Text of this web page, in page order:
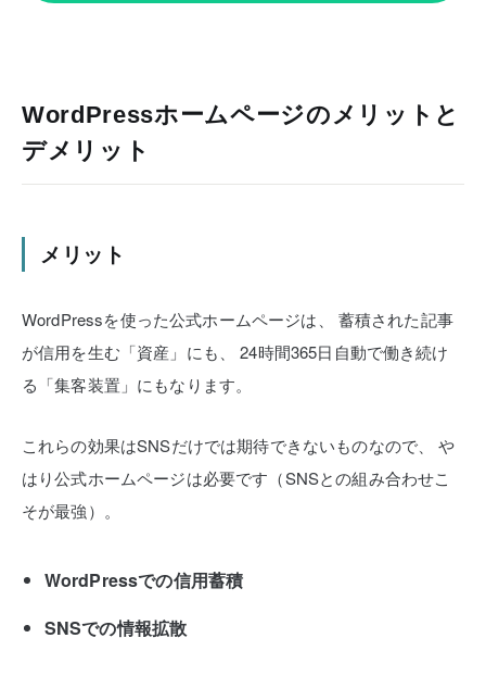
WordPressホームページのメリットと
デメリット
メリット
WordPressを使った公式ホームページは、
蓄積された記事
が信用を生む「資産」にも、
24時間365日自動で働き続け
る「集客装置」にもなります。
これらの効果はSNSだけでは期待できないものなので、
や
はり公式ホームページは必要です（SNSとの組み合わせこ
そが最強）。
WordPressでの信用蓄積
SNSでの情報拡散